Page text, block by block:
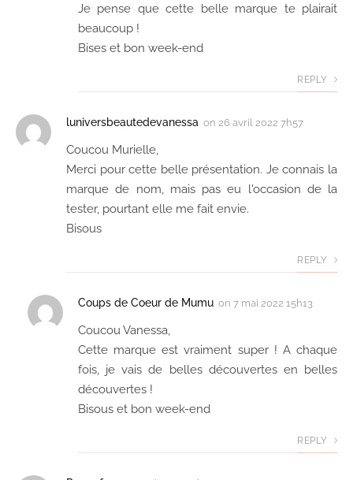
Je pense que cette belle marque te plairait
beaucoup !
Bises et bon week-end
REPLY
luniversbeautedevanessa on 26 avril 2022 7h57
Coucou Murielle,
Merci pour cette belle présentation. Je connais la
marque de nom, mais pas eu l'occasion de la
tester, pourtant elle me fait envie.
Bisous
REPLY
Coups de Coeur de Mumu on 7 mai 2022 15h13
Coucou Vanessa,
Cette marque est vraiment super ! A chaque
fois, je vais de belles découvertes en belles
découvertes !
Bisous et bon week-end
REPLY